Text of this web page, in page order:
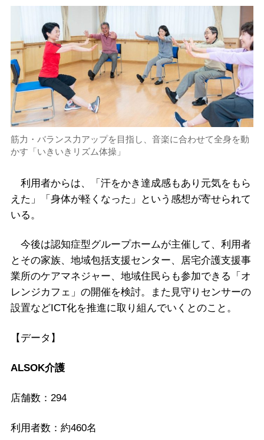
筋力・バランス力アップを目指し、音楽に合わせて全身を動
かす「いきいきリズム体操」
利用者からは、「汗をかき達成感もあり元気をもら
えた」「身体が軽くなった」という感想が寄せられて
いる。
今後は認知症型グループホームが主催して、利用者
とその家族、地域包括支援センター、居宅介護支援事
業所のケアマネジャー、地域住民らも参加できる「オ
レンジカフェ」の開催を検討。また見守りセンサーの
設置などICT化を推進に取り組んでいくとのこと。
【データ】
ALSOK介護
店舗数：294
利用者数：約460名